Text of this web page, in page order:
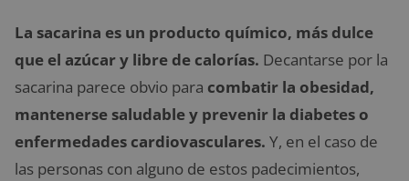
La sacarina es un producto químico, más dulce
que el azúcar y libre de calorías. Decantarse por la
sacarina parece obvio para combatir la obesidad,
mantenerse saludable y prevenir la diabetes o
enfermedades cardiovasculares. Y, en el caso de
las personas con alguno de estos padecimientos,